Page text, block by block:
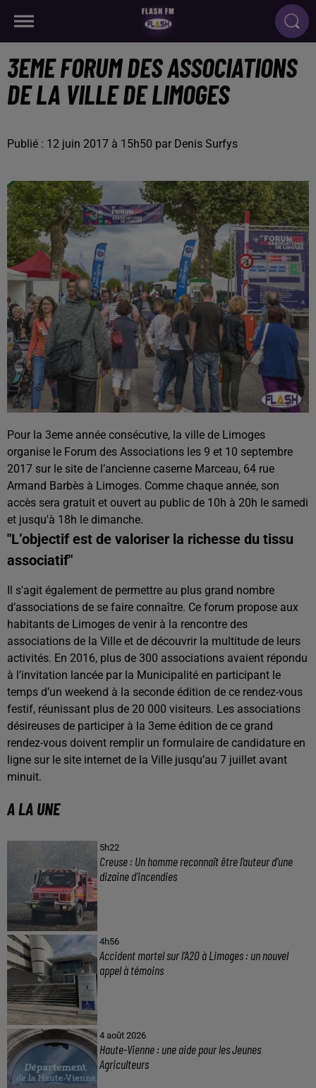
3EME FORUM DES ASSOCIATIONS
DE LA VILLE DE LIMOGES
Publié : 12 juin 2017 à 15h50 par Denis Surfys
Pour la 3eme année consécutive, la ville de Limoges
organise le Forum des Associations les 9 et 10 septembre
2017 sur le site de l’ancienne caserne Marceau, 64 rue
Armand Barbès à Limoges. Comme chaque année, son
accès sera gratuit et ouvert au public de 10h à 20h le samedi
et jusqu'à 18h le dimanche.
"L’objectif est de valoriser la richesse du tissu
associatif"
Il s'agit également de permettre au plus grand nombre
d’associations de se faire connaître. Ce forum propose aux
habitants de Limoges de venir à la rencontre des
associations de la Ville et de découvrir la multitude de leurs
activités. En 2016, plus de 300 associations avaient répondu
à l’invitation lancée par la Municipalité en participant le
temps d’un weekend à la seconde édition de ce rendez-vous
festif, réunissant plus de 20 000 visiteurs. Les associations
désireuses de participer à la 3eme édition de ce grand
rendez-vous doivent remplir un formulaire de candidature en
ligne sur le site internet de la Ville jusqu’au 7 juillet avant
minuit.
A LA UNE
5h22
Creuse : Un homme reconnaît être l’auteur d’une
dizaine d’incendies
4h56
Accident mortel sur l’A20 à Limoges : un nouvel
appel à témoins
4 août 2026
Haute-Vienne : une aide pour les Jeunes
Agriculteurs